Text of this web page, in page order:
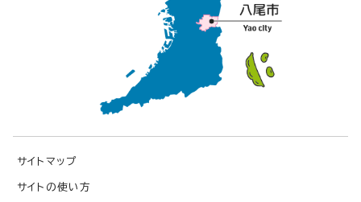
サイトマップ
サイトの使い方